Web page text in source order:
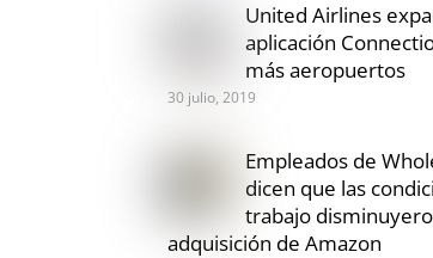
United Airlines
aplicación
más aeropuertos
30 julio, 2019
Empleados de
dicen que las
trabajo
adquisición de Amazon